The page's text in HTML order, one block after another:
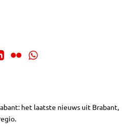
het laatste nieuws uit Brabant,